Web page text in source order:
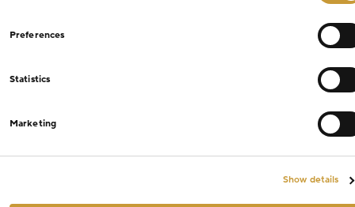
Preferences
Statistics
Marketing
Show details